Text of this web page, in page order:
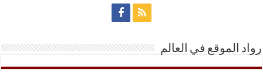
رواد الموقع في العالم